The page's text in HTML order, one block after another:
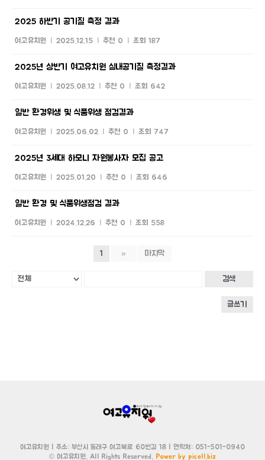
2025 하반기 공기질 측정 결과
여고유치원 2025.12.15 추천 0 조회 187
2025년 상반기 여고유치원 실내공기질 측정결과
여고유치원 2025.08.12 추천 0 조회 642
일반 환경위생 및 식품위생 점검결과
여고유치원 2025.06.02 추천 0 조회 747
2025년 3세대 하모니 자원봉사자 모집 공고
여고유치원 2025.01.20 추천 0 조회 646
일반 환경 및 식품위생점검 결과
여고유치원 2024.12.26 추천 0 조회 558
1 » 마지막
검색
글쓰기
여고유치원 | 주소: 부산시 동래구 여고북로 60번길 18 | 연락처: 051-501-0940
© 여고유치원. All Rights Reserved. Power by picell.biz